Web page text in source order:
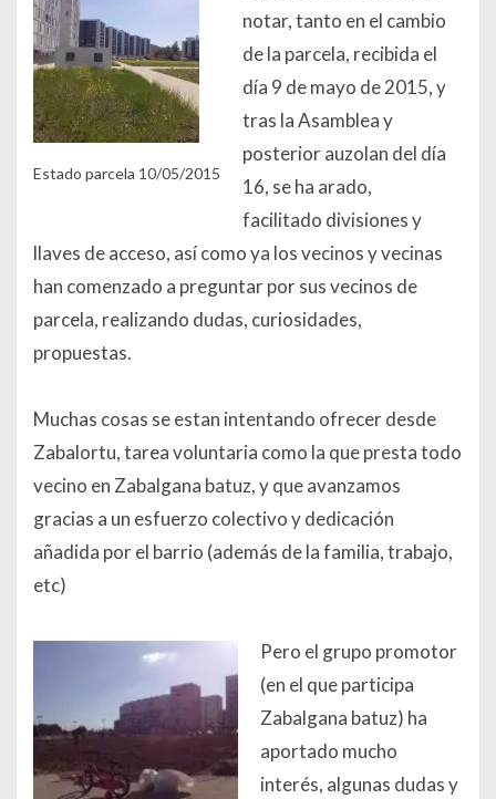
Estado parcela 10/05/2015
notar, tanto en el cambio
de la parcela, recibida el
día 9 de mayo de 2015, y
tras la Asamblea y
posterior auzolan del día
16, se ha arado,
facilitado divisiones y
llaves de acceso, así como ya los vecinos y vecinas
han comenzado a preguntar por sus vecinos de
parcela, realizando dudas, curiosidades,
propuestas.
Muchas cosas se estan intentando ofrecer desde
Zabalortu, tarea voluntaria como la que presta todo
vecino en Zabalgana batuz, y que avanzamos
gracias a un esfuerzo colectivo y dedicación
añadida por el barrio (además de la familia, trabajo,
etc)
Pero el grupo promotor
(en el que participa
Zabalgana batuz) ha
aportado mucho
interés, algunas dudas y